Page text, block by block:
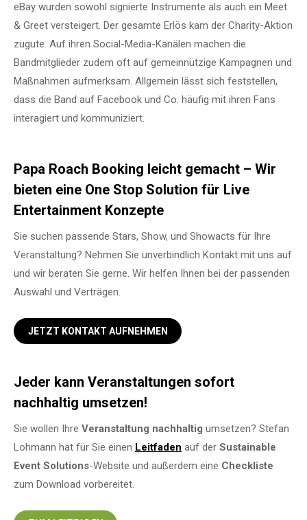
eBay wurden sowohl signierte Instrumente als auch ein Meet
& Greet versteigert. Der gesamte Erlös kam der Charity-Aktion
zugute. Auf ihren Social-Media-Kanälen machen die
Bandmitglieder zudem oft auf gemeinnützige Kampagnen und
Maßnahmen aufmerksam. Allgemein lässt sich feststellen,
dass die Band auf Facebook und Co. häufig mit ihren Fans
interagiert und kommuniziert.
Papa Roach Booking leicht gemacht – Wir
bieten eine One Stop Solution für Live
Entertainment Konzepte
Sie suchen passende Stars, Show, und Showacts für Ihre
Veranstaltung? Nehmen Sie unverbindlich Kontakt mit uns auf
und wir beraten Sie gerne. Wir helfen Ihnen bei der passenden
Auswahl und Verträgen.
JETZT KONTAKT AUFNEHMEN
Jeder kann Veranstaltungen sofort
nachhaltig umsetzen!
Sie wollen Ihre Veranstaltung nachhaltig umsetzen? Stefan
Lohmann hat für Sie einen Leitfaden auf der Sustainable
Event Solutions-Website und außerdem eine Checkliste
zum Download vorbereitet.